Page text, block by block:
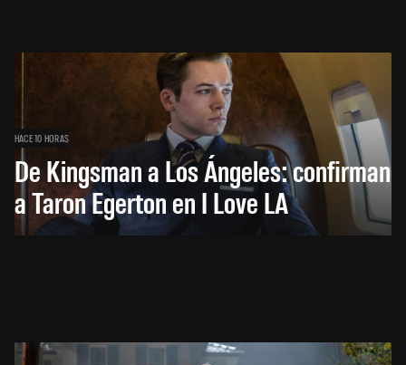
HACE 10 HORAS
De Kingsman a Los Ángeles: confirman
a Taron Egerton en I Love LA